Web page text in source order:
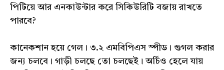
পিটিয়ে আর এনকাউন্টার করে সিকিউরিটি বজায় রাখতে
পারবে?
কানেকশান হয়ে গেল। ৩.২ এমবিপিএস স্পীড। গুগল করার
জন্য চলবে। গাড়ী চলছে তো চলছেই। অর্চিও হেলে যায়